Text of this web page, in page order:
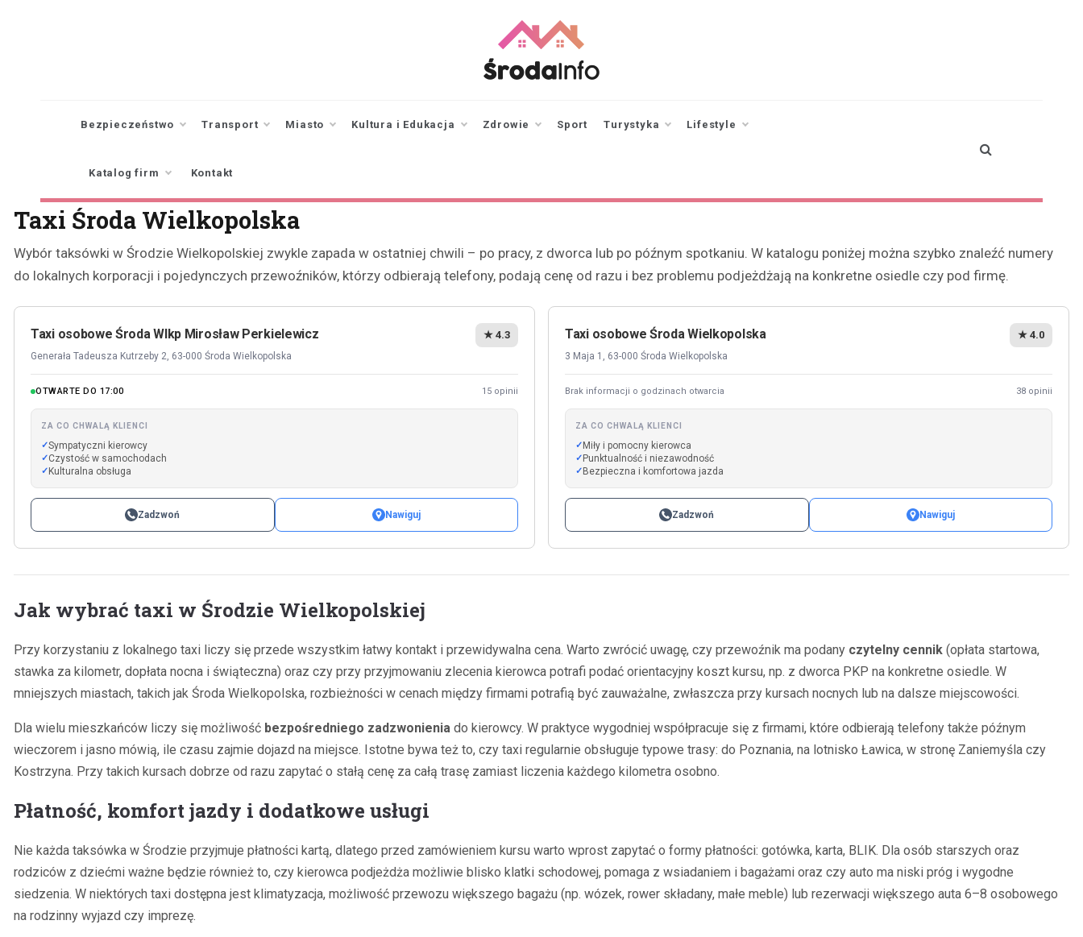
Wielkopolskiej
Bezpieczeństwo Transport Miasto Kultura i Edukacja Zdrowie Sport Turystyka Lifestyle
Katalog firm Kontakt
Taxi Środa Wielkopolska
Wybór taksówki w Środzie Wielkopolskiej zwykle zapada w ostatniej chwili – po pracy, z dworca lub po późnym spotkaniu. W katalogu poniżej można szybko znaleźć numery
do lokalnych korporacji i pojedynczych przewoźników, którzy odbierają telefony, podają cenę od razu i bez problemu podjeżdżają na konkretne osiedle czy pod firmę.
Taxi osobowe Środa Wlkp Mirosław Perkielewicz
Generała Tadeusza Kutrzeby 2, 63-000 Środa Wielkopolska
★ 4.3
OTWARTE DO 17:00 15 opinii
ZA CO CHWALĄ KLIENCI
Sympatyczni kierowcy
Czystość w samochodach
Kulturalna obsługa
Zadzwoń Nawiguj
Taxi osobowe Środa Wielkopolska
3 Maja 1, 63-000 Środa Wielkopolska
★ 4.0
Brak informacji o godzinach otwarcia 38 opinii
ZA CO CHWALĄ KLIENCI
Miły i pomocny kierowca
Punktualność i niezawodność
Bezpieczna i komfortowa jazda
Zadzwoń Nawiguj
Jak wybrać taxi w Środzie Wielkopolskiej
Przy korzystaniu z lokalnego taxi liczy się przede wszystkim łatwy kontakt i przewidywalna cena. Warto zwrócić uwagę, czy przewoźnik ma podany czytelny cennik (opłata startowa,
stawka za kilometr, dopłata nocna i świąteczna) oraz czy przy przyjmowaniu zlecenia kierowca potrafi podać orientacyjny koszt kursu, np. z dworca PKP na konkretne osiedle. W
mniejszych miastach, takich jak Środa Wielkopolska, rozbieżności w cenach między firmami potrafią być zauważalne, zwłaszcza przy kursach nocnych lub na dalsze miejscowości.
Dla wielu mieszkańców liczy się możliwość bezpośredniego zadzwonienia do kierowcy. W praktyce wygodniej współpracuje się z firmami, które odbierają telefony także późnym
wieczorem i jasno mówią, ile czasu zajmie dojazd na miejsce. Istotne bywa też to, czy taxi regularnie obsługuje typowe trasy: do Poznania, na lotnisko Ławica, w stronę Zaniemyśla czy
Kostrzyna. Przy takich kursach dobrze od razu zapytać o stałą cenę za całą trasę zamiast liczenia każdego kilometra osobno.
Płatność, komfort jazdy i dodatkowe usługi
Nie każda taksówka w Środzie przyjmuje płatności kartą, dlatego przed zamówieniem kursu warto wprost zapytać o formy płatności: gotówka, karta, BLIK. Dla osób starszych oraz
rodziców z dziećmi ważne będzie również to, czy kierowca podjeżdża możliwie blisko klatki schodowej, pomaga z wsiadaniem i bagażami oraz czy auto ma niski próg i wygodne
siedzenia. W niektórych taxi dostępna jest klimatyzacja, możliwość przewozu większego bagażu (np. wózek, rower składany, małe meble) lub rezerwacji większego auta 6–8 osobowego
na rodzinny wyjazd czy imprezę.